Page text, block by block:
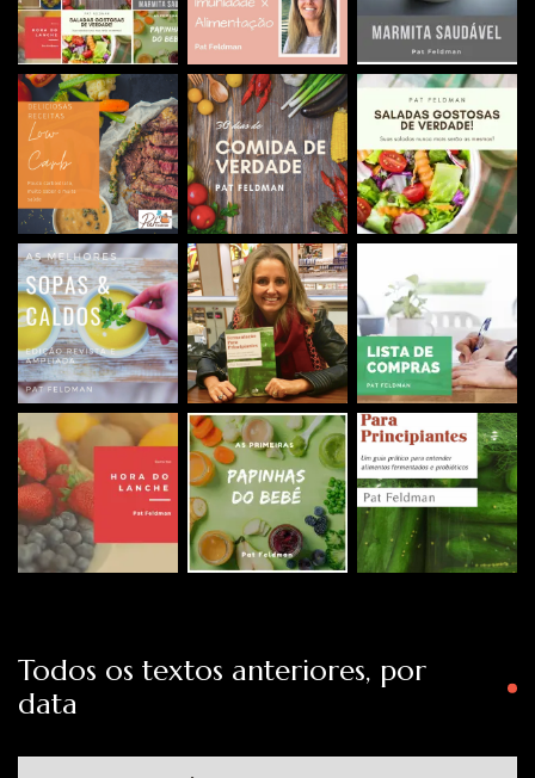
Todos os textos anteriores, por
data